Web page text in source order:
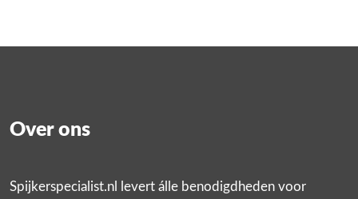
Over ons
Spijkerspecialist.nl levert álle benodigdheden voor